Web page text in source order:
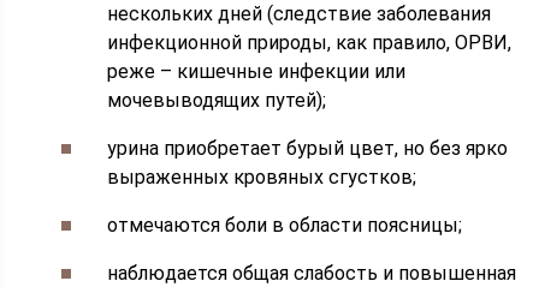
нескольких дней (следствие заболевания
инфекционной природы, как правило, ОРВИ,
реже – кишечные инфекции или
мочевыводящих путей);
урина приобретает бурый цвет, но без ярко
выраженных кровяных сгустков;
отмечаются боли в области поясницы;
наблюдается общая слабость и повышенная